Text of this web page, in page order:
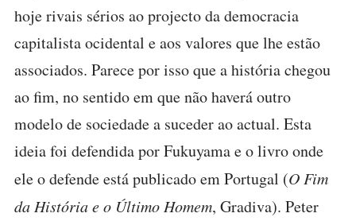
hoje rivais sérios ao projecto da democracia
capitalista ocidental e aos valores que lhe estão
associados. Parece por isso que a história chegou
ao fim, no sentido em que não haverá outro
modelo de sociedade a suceder ao actual. Esta
ideia foi defendida por Fukuyama e o livro onde
ele o defende está publicado em Portugal (O Fim
da História e o Último Homem, Gradiva). Peter